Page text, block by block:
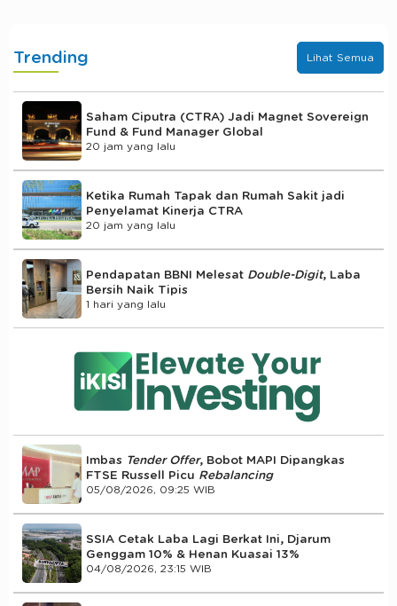
Trending Lihat Semua
Saham Ciputra (CTRA) Jadi Magnet Sovereign
Fund & Fund Manager Global
20 jam yang lalu
Ketika Rumah Tapak dan Rumah Sakit jadi
Penyelamat Kinerja CTRA
20 jam yang lalu
Pendapatan BBNI Melesat Double-Digit, Laba
Bersih Naik Tipis
1 hari yang lalu
Imbas Tender Offer, Bobot MAPI Dipangkas
FTSE Russell Picu Rebalancing
05/08/2026, 09:25 WIB
SSIA Cetak Laba Lagi Berkat Ini, Djarum
Genggam 10% & Henan Kuasai 13%
04/08/2026, 23:15 WIB